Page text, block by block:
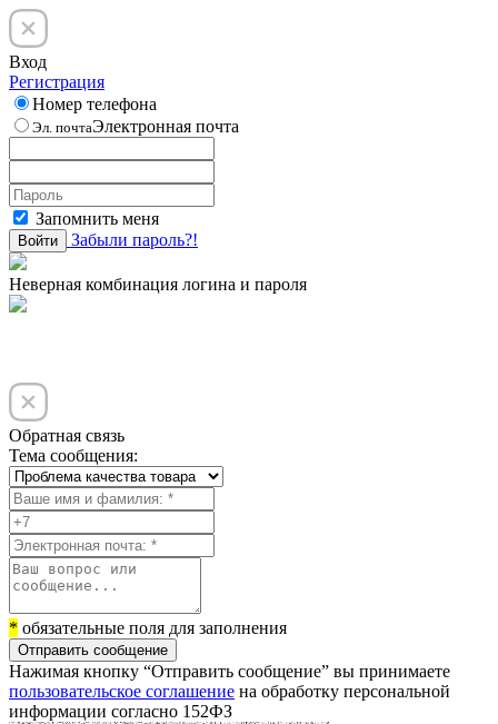
Вход
Регистрация
Номер телефона
Эл. почтаЭлектронная почта
Запомнить меня
Войти Забыли пароль?!
Неверная комбинация логина и пароля
Обратная связь
Тема сообщения:
* обязательные поля для заполнения
Отправить сообщение
Нажимая кнопку “Отправить сообщение” вы принимаете
пользовательское соглашение на обработку персональной
информации согласно 152ФЗ